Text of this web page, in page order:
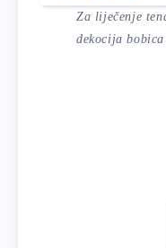
Za liječenje
dekocija